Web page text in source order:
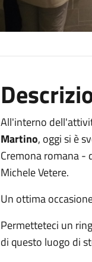
All'interno
Martino, oggi si è
Cremona romana -
Michele Vetere.
Un ottima
Permetteteci un
di questo luogo di